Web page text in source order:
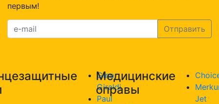
первым!
Gino
Giraldi
Paul
Медицинские
оправы
Jet